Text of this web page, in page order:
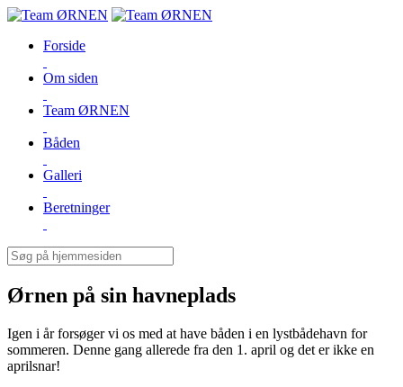
Forside
Om siden
Team ØRNEN
Båden
Galleri
Beretninger
Ørnen på sin havneplads
Igen i år forsøger vi os med at have båden i en lystbådehavn for
sommeren. Denne gang allerede fra den 1. april og det er ikke en
aprilsnar!